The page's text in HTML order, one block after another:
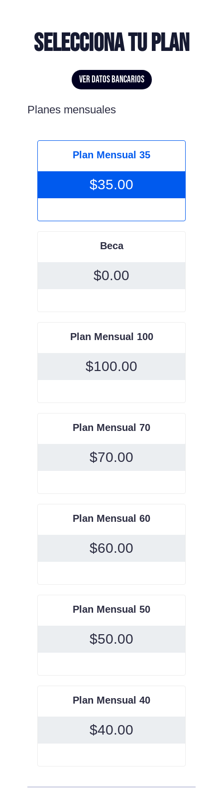
Selecciona tu plan
ver datos bancarios
Planes mensuales
Plan Mensual 35
$35.00
Beca
$0.00
Plan Mensual 100
$100.00
Plan Mensual 70
$70.00
Plan Mensual 60
$60.00
Plan Mensual 50
$50.00
Plan Mensual 40
$40.00